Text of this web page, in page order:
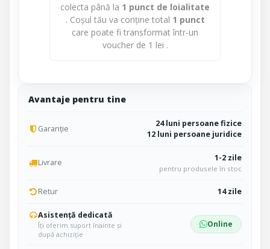
Avantaje pentru tine
Garanție
24 luni persoane fizice
12 luni persoane juridice
Livrare 1-2 zile
pentru produsele în stoc
Retur 14 zile
Asistență dedicată
Îți oferim suport înainte și
după achiziție
Online
colecta până la 1 punct de loialitate
. Coșul tău va conține total 1 punct
care poate fi transformat într-un
voucher de 1 lei .